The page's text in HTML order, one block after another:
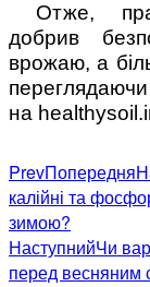
Отже,
добрив
врожаю, а
переглядаючи
на
PrevПопередня
калійні та
зимою?
НаступнийЧи
перед весняним